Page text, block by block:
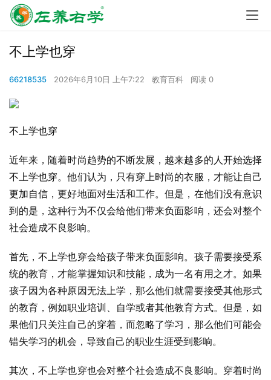
不上学也穿
66218535 2026年6月10日 上午7:22 教育百科 阅读 0
不上学也穿
近年来，随着时尚趋势的不断发展，越来越多的人开始选择
不上学也穿。他们认为，只有穿上时尚的衣服，才能让自己
更加自信，更好地面对生活和工作。但是，在他们没有意识
到的是，这种行为不仅会给他们带来负面影响，还会对整个
社会造成不良影响。
首先，不上学也穿会给孩子带来负面影响。孩子需要接受系
统的教育，才能掌握知识和技能，成为一名有用之才。如果
孩子因为各种原因无法上学，那么他们就需要接受其他形式
的教育，例如职业培训、自学或者其他教育方式。但是，如
果他们只关注自己的穿着，而忽略了学习，那么他们可能会
错失学习的机会，导致自己的职业生涯受到影响。
其次，不上学也穿也会对整个社会造成不良影响。穿着时尚